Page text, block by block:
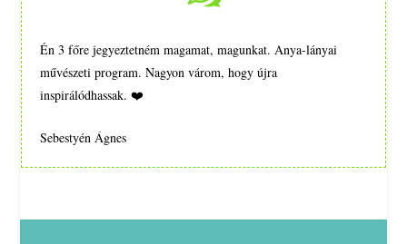
Én 3 főre jegyeztetném magamat, magunkat. Anya-lányai
művészeti program. Nagyon várom, hogy újra
inspirálódhassak. ❤️
Sebestyén Ágnes